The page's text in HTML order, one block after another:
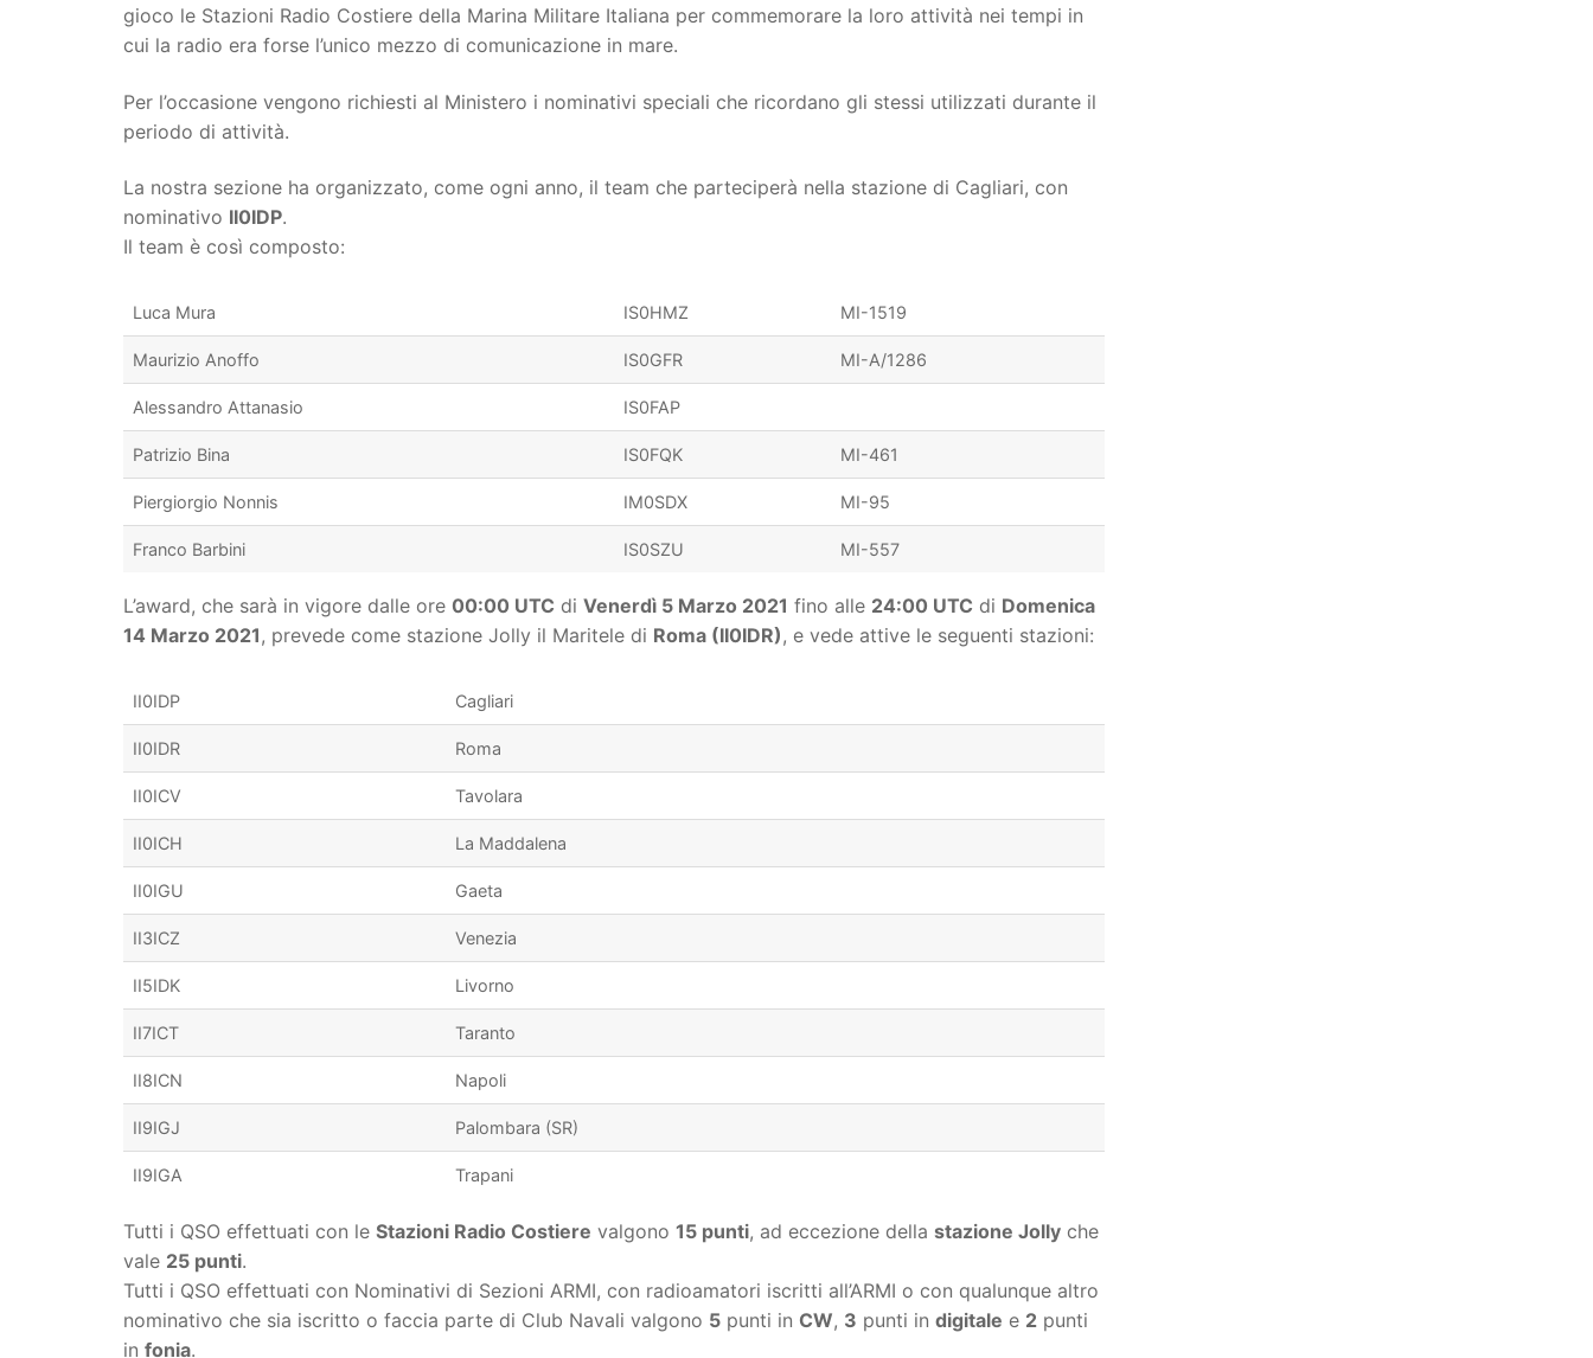
gioco le Stazioni Radio Costiere della Marina Militare Italiana per commemorare la loro attività nei tempi in
cui la radio era forse l’unico mezzo di comunicazione in mare.
Per l’occasione vengono richiesti al Ministero i nominativi speciali che ricordano gli stessi utilizzati durante il
periodo di attività.
La nostra sezione ha organizzato, come ogni anno, il team che parteciperà nella stazione di Cagliari, con
nominativo II0IDP.
Il team è così composto:
Luca Mura IS0HMZ MI-1519
Maurizio Anoffo IS0GFR MI-A/1286
Alessandro Attanasio IS0FAP
Patrizio Bina IS0FQK MI-461
Piergiorgio Nonnis IM0SDX MI-95
Franco Barbini IS0SZU MI-557
L’award, che sarà in vigore dalle ore 00:00 UTC di Venerdì 5 Marzo 2021 fino alle 24:00 UTC di Domenica
14 Marzo 2021, prevede come stazione Jolly il Maritele di Roma (II0IDR), e vede attive le seguenti stazioni:
II0IDP Cagliari
II0IDR Roma
II0ICV Tavolara
II0ICH La Maddalena
II0IGU Gaeta
II3ICZ Venezia
II5IDK Livorno
II7ICT Taranto
II8ICN Napoli
II9IGJ Palombara (SR)
II9IGA Trapani
Tutti i QSO effettuati con le Stazioni Radio Costiere valgono 15 punti, ad eccezione della stazione Jolly che
vale 25 punti.
Tutti i QSO effettuati con Nominativi di Sezioni ARMI, con radioamatori iscritti all’ARMI o con qualunque altro
nominativo che sia iscritto o faccia parte di Club Navali valgono 5 punti in CW, 3 punti in digitale e 2 punti
in fonia.